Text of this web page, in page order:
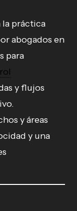
la práctica
abogados en
para
y flujos
y áreas
y una